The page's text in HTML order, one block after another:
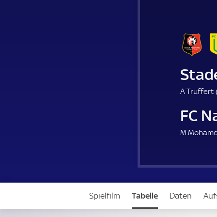
A Truffert
FC
M
Spielfilm Tabelle Daten